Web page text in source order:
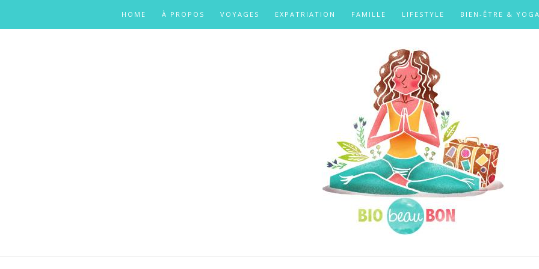
HOME À PROPOS VOYAGES EXPATRIATION FAMILLE LIFESTYLE BIEN-ÊTRE & YOGA